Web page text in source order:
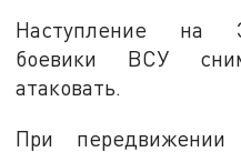
Наступление на
боевики ВСУ
атаковать.
При